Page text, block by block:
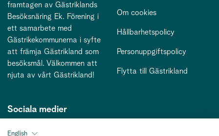
framtagen av Gästriklands
Besöksnäring Ek. Förening i
ett samarbete med
Gästrikekommunerna i syfte
att främja Gästrikland som
besöksmål. Välkommen att
njuta av vårt Gästrikland!
Om cookies
Hållbarhetspolicy
Personuppgiftspolicy
Flytta till Gästrikland
Sociala medier
English